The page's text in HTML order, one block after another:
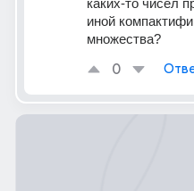
каких-то чисел
иной
множества?
0